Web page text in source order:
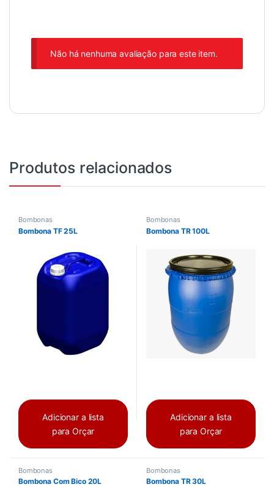
Não há nenhuma avaliação para este item.
Produtos relacionados
Bombonas
Bombona TF 25L
Adicionar a lista
para Orçar
Bombonas
Bombona TR 100L
Adicionar a lista
para Orçar
Bombonas
Bombona Com Bico 20L
Bombonas
Bombona TR 30L